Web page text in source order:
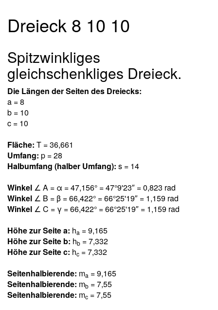
Dreieck 8 10 10
Spitzwinkliges
gleichschenkliges Dreieck.
Die Längen der Seiten des Dreiecks:
a = 8
b = 10
c = 10
Fläche: T = 36,661
Umfang: p = 28
Halbumfang (halber Umfang): s = 14
Winkel ∠ A = α = 47,156° = 47°9'23″ = 0,823 rad
Winkel ∠ B = β = 66,422° = 66°25'19″ = 1,159 rad
Winkel ∠ C = γ = 66,422° = 66°25'19″ = 1,159 rad
Höhe zur Seite a: ha = 9,165
Höhe zur Seite b: hb = 7,332
Höhe zur Seite c: hc = 7,332
Seitenhalbierende: ma = 9,165
Seitenhalbierende: mb = 7,55
Seitenhalbierende: mc = 7,55